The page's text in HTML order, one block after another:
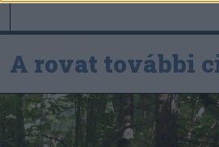
A rovat további